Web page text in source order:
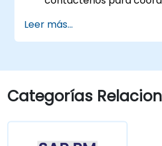
Leer más...
Categorías